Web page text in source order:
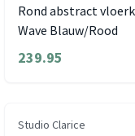
Rond abstract
Wave Blauw/Rood
239.95
Studio Clarice